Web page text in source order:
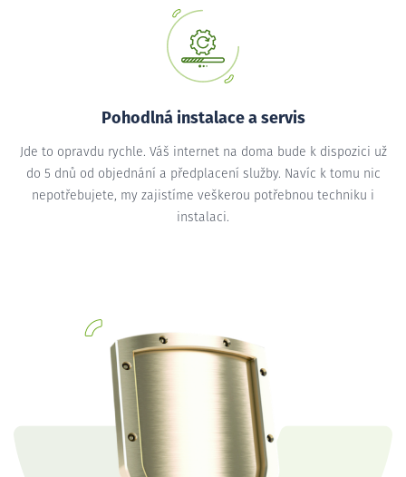
Pohodlná instalace a servis
Jde to opravdu rychle. Váš internet na doma bude k dispozici už
do 5 dnů od objednání a předplacení služby. Navíc k tomu nic
nepotřebujete, my zajistíme veškerou potřebnou techniku i
instalaci.